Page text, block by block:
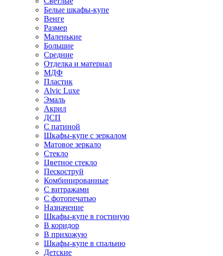
Белые шкафы-купе
Венге
Размер
Маленькие
Большие
Средние
Отделка и материал
МДФ
Пластик
Alvic Luxe
Эмаль
Акрил
ДСП
С патиной
Шкафы-купе с зеркалом
Матовое зеркало
Стекло
Цветное стекло
Пескоструй
Комбинированные
С витражами
С фотопечатью
Назначение
Шкафы-купе в гостиную
В коридор
В прихожую
Шкафы-купе в спальню
Детские